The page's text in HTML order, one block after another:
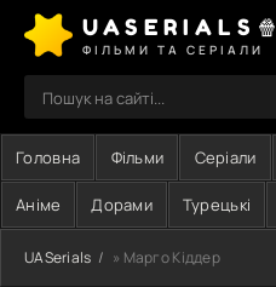
UASERIALS🍿
ФІЛЬМИ ТА СЕРІАЛИ
Головна Фільми Серіали
Аніме Дорами Турецькі
UASerials » Марго Кіддер